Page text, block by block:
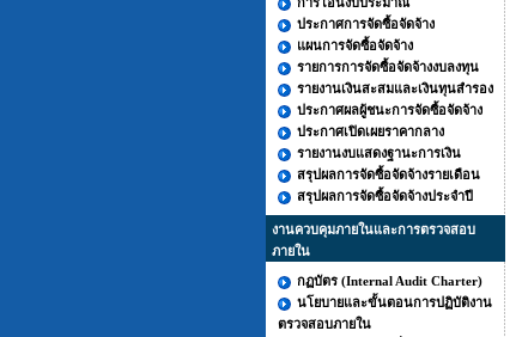
ประกาศการจัดซื้อจัดจ้าง
แผนการจัดซื้อจัดจ้าง
รายการการจัดซื้อจัดจ้างงบลงทุน
รายงานเงินสะสมและเงินทุนสำรอง
ประกาศผลผู้ชนะการจัดซื้อจัดจ้าง
ประกาศเปิดเผยราคากลาง
รายงานงบแสดงฐานะการเงิน
สรุปผลการจัดซื้อจัดจ้างรายเดือน
สรุปผลการจัดซื้อจัดจ้างประจำปี
งานควบคุมภายในและการตรวจสอบ
ภายใน
กฏบัตร (Internal Audit Charter)
นโยบายและขั้นตอนการปฏิบัติงาน
ตรวจสอบภายใน